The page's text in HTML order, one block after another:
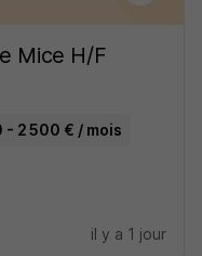
Mice H/F
- 2 500 € / mois
il y a 1 jour